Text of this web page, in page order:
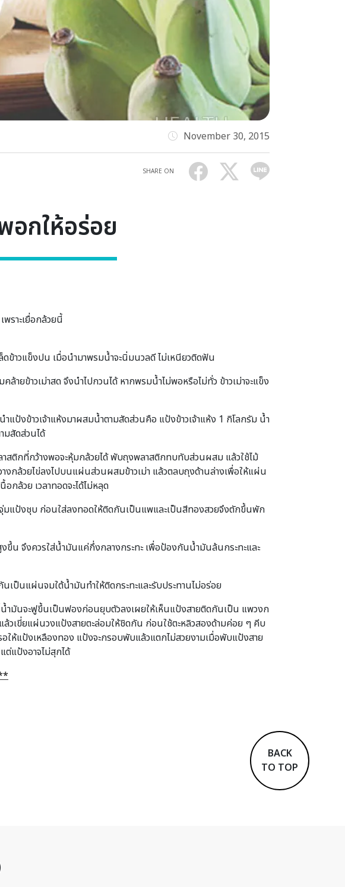
November 30, 2015
SHARE ON
อกให้อร่อย
ราะเยื่อกล้วยนี้
ข้าวแข็งปน เมื่อนำมาพรมน้ำจะนิ่มนวลดี ไม่เหนียวติดฟัน
ายข้าวเม่าสด จึงนำไปกวนได้ หากพรมน้ำไม่พอหรือไม่ทั่ว ข้าวเม่าจะแข็ง
แป้งข้าวเจ้าแห้งมาผสมน้ำตามสัดส่วนคือ แป้งข้าวเจ้าแห้ง 1 กิโลกรัม น้ำ
มสัดส่วนได้
สติกที่กว้างพอจะหุ้มกล้วยได้ พับถุงพลาสติกทบทับส่วนผสม แล้วใช้ไม้
ล้วยไข่ลงไปบนแผ่นส่วนผสมข้าวเม่า แล้วตลบถุงด้านล่างเพื่อให้แผ่น
กล้วย เวลาทอดจะได้ไม่หลุด
มแป้งชุบ ก่อนใส่ลงทอดให้ติดกันเป็นแพและเป็นสีทองสวยจึงตักขึ้นพัก
ขึ้น จึงควรใส่น้ำมันแค่กึ่งกลางกระทะ เพื่อป้องกันน้ำมันล้นกระทะและ
เป็นแผ่นจมใต้น้ำมันทำให้ติดกระทะและรับประทานไม่อร่อย
มันจะฟูขึ้นเป็นฟองก่อนยุบตัวลงเผยให้เห็นแป้งสายติดกันเป็น แพวงก
ล้วเขี่ยแผ่นวงแป้งสายตะล่อมให้ชิดกัน ก่อนใช้ตะหลิวสองด้ามค่อย ๆ คีบ
ห้แป้งเหลืองทอง แป้งจะกรอบพับแล้วแตกไม่สวยงามเมื่อพับแป้งสาย
แป้งอาจไม่สุกได้
BACK
TO TOP